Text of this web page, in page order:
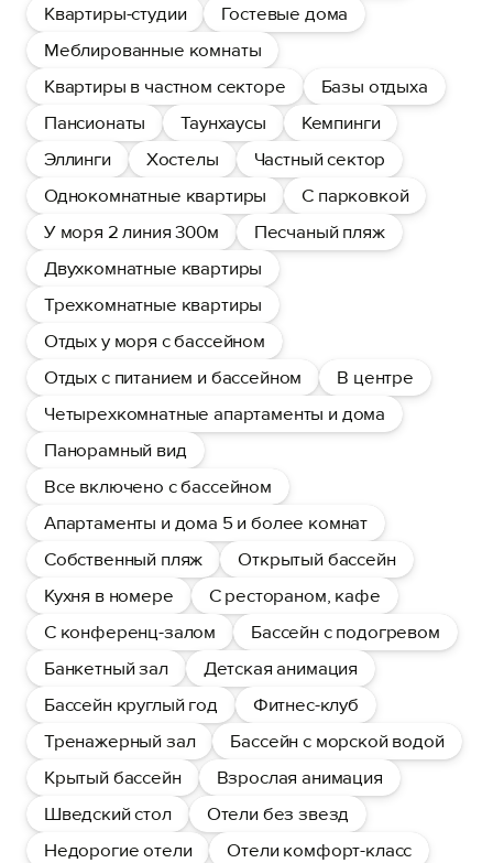
Квартиры-студии
Гостевые дома
Меблированные комнаты
Квартиры в частном секторе
Базы отдыха
Пансионаты
Таунхаусы
Кемпинги
Эллинги
Хостелы
Частный сектор
Однокомнатные квартиры
С парковкой
У моря 2 линия 300м
Песчаный пляж
Двухкомнатные квартиры
Трехкомнатные квартиры
Отдых у моря с бассейном
Отдых с питанием и бассейном
В центре
Четырехкомнатные апартаменты и дома
Панорамный вид
Все включено с бассейном
Апартаменты и дома 5 и более комнат
Собственный пляж
Открытый бассейн
Кухня в номере
С рестораном, кафе
С конференц-залом
Бассейн с подогревом
Банкетный зал
Детская анимация
Бассейн круглый год
Фитнес-клуб
Тренажерный зал
Бассейн с морской водой
Крытый бассейн
Взрослая анимация
Шведский стол
Отели без звезд
Недорогие отели
Отели комфорт-класс